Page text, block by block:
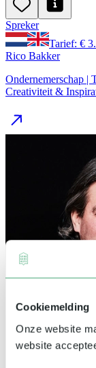
Cookiemelding
Onze website
website
Spreker
Tarief: €
Rico Bakker
Ondernemerschap |
Creativiteit &